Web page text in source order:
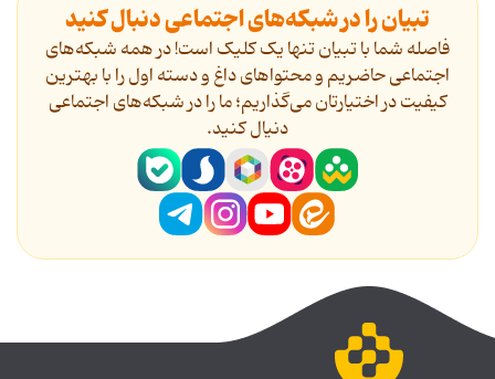
تبیان را در شبکه‌های اجتماعی دنبال کنید
فاصله شما با تبیان تنها یک کلیک است! در همه شبکه‌های
اجتماعی حاضریم و محتواهای داغ و دسته اول را با بهترین
کیفیت در اختیارتان می‌گذاریم؛ ما را در شبکه‌های اجتماعی
دنیال کنید.